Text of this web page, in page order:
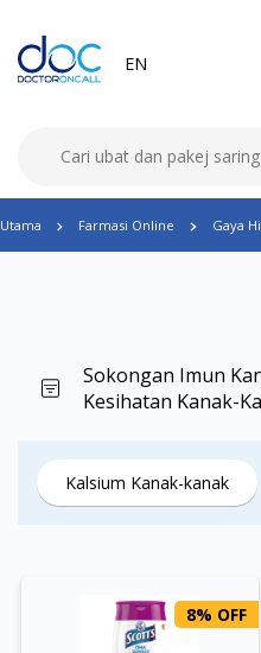
EN
Utama Farmasi Online Gaya
Sokongan Imun
Kesihatan Kanak-
Kalsium Kanak-kanak
8% OFF